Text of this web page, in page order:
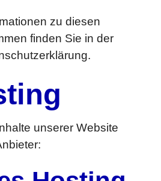
zu diesen
finden Sie in der
unserer Website